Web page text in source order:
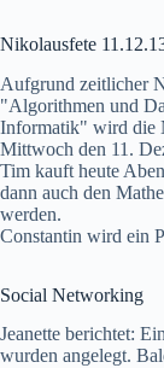
Nikolausfete
Aufgrund zeitlicher
"Algorithmen und
Informatik" wird die
Mittwoch den 11.
Tim kauft heute
dann auch den
werden.
Constantin wird ein
Social Networking
Jeanette berichtet:
wurden angelegt.